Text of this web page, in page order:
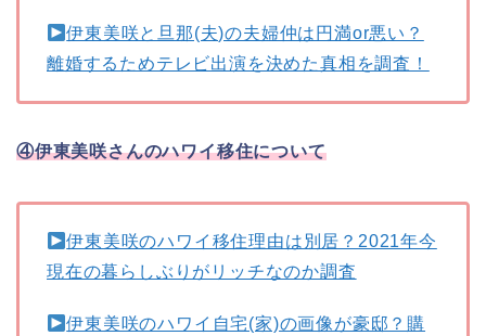
伊東美咲と旦那(夫)の夫婦仲は円満or悪い？
離婚するためテレビ出演を決めた真相を調査！
④伊東美咲さんのハワイ移住について
伊東美咲のハワイ移住理由は別居？2021年今
現在の暮らしぶりがリッチなのか調査
伊東美咲のハワイ自宅(家)の画像が豪邸？購